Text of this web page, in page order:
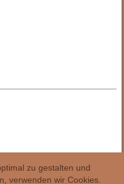
zu gestalten und
verwenden wir Cookies.